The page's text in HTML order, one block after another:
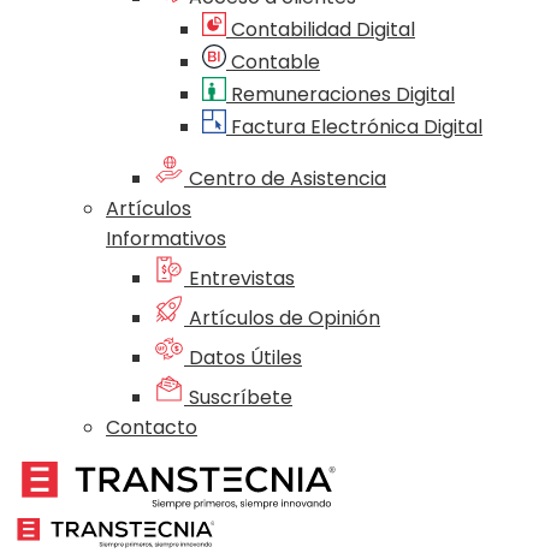
Contabilidad Digital
Contable
Remuneraciones Digital
Factura Electrónica Digital
Centro de Asistencia
Artículos
Informativos
Entrevistas
Artículos de Opinión
Datos Útiles
Suscríbete
Contacto